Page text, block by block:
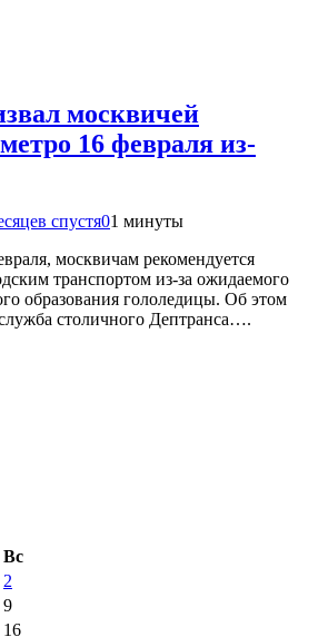
москвичей
16 февраля из-
спустя01 минуты
москвичам рекомендуется
транспортом из-за ожидаемого
образования гололедицы. Об этом
столичного Дептранса….
Вс
2
9
16